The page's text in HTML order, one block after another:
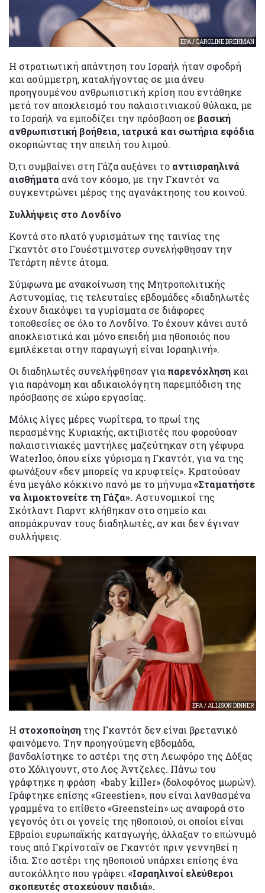
EPA / CAROLINE BREHMAN
Η στρατιωτική απάντηση του Ισραήλ ήταν σφοδρή
και ασύμμετρη, καταλήγοντας σε μια άνευ
προηγουμένου ανθρωπιστική κρίση που εντάθηκε
μετά τον αποκλεισμό του παλαιστινιακού θύλακα, με
το Ισραήλ να εμποδίζει την πρόσβαση σε βασική
ανθρωπιστική βοήθεια, ιατρικά και σωτήρια εφόδια
σκορπώντας την απειλή του λιμού.
Ό,τι συμβαίνει στη Γάζα αυξάνει το αντιισραηλινά
αισθήματα ανά τον κόσμο, με την Γκαντότ να
συγκεντρώνει μέρος της αγανάκτησης του κοινού.
Συλλήψεις στο Λονδίνο
Κοντά στο πλατό γυρισμάτων της ταινίας της
Γκαντότ στο Γουέστμινστερ συνελήφθησαν την
Τετάρτη πέντε άτομα.
Σύμφωνα με ανακοίνωση της Μητροπολιτικής
Αστυνομίας, τις τελευταίες εβδομάδες «διαδηλωτές
έχουν διακόψει τα γυρίσματα σε διάφορες
τοποθεσίες σε όλο το Λονδίνο. Το έχουν κάνει αυτό
αποκλειστικά και μόνο επειδή μια ηθοποιός που
εμπλέκεται στην παραγωγή είναι Ισραηλινή».
Οι διαδηλωτές συνελήφθησαν για παρενόχληση και
για παράνομη και αδικαιολόγητη παρεμπόδιση της
πρόσβασης σε χώρο εργασίας.
Μόλις λίγες μέρες νωρίτερα, το πρωί της
περασμένης Κυριακής, ακτιβιστές που φορούσαν
παλαιστινιακές μαντήλες μαζεύτηκαν στη γέφυρα
Waterloo, όπου είχε γύρισμα η Γκαντότ, για να της
φωνάξουν «δεν μπορείς να κρυφτείς». Κρατούσαν
ένα μεγάλο κόκκινο πανό με το μήνυμα«Σταματήστε
να λιμοκτονείτε τη Γάζα». Αστυνομικοί της
Σκότλαντ Γιαρντ κλήθηκαν στο σημείο και
απομάκρυναν τους διαδηλωτές, αν και δεν έγιναν
συλλήψεις.
EPA / ALLISON DINNER
Η στοχοποίηση της Γκαντότ δεν είναι βρετανικό
φαινόμενο. Την προηγούμενη εβδομάδα,
βανδαλίστηκε το αστέρι της στη Λεωφόρο της Δόξας
στο Χόλιγουντ, στο Λος Άντζελες. Πάνω του
γράφτηκε η φράση «baby killer» (δολοφόνος μωρών).
Γράφτηκε επίσης «Greestien», που είναι λανθασμένα
γραμμένα το επίθετο «Greenstein» ως αναφορά στο
γεγονός ότι οι γονείς της ηθοποιού, οι οποίοι είναι
Εβραίοι ευρωπαϊκής καταγωγής, άλλαξαν το επώνυμό
τους από Γκρίνσταϊν σε Γκαντότ πριν γεννηθεί η
ίδια. Στο αστέρι της ηθοποιού υπάρχει επίσης ένα
αυτοκόλλητο που γράφει:«Ισραηλινοί ελεύθεροι
σκοπευτές στοχεύουν παιδιά».